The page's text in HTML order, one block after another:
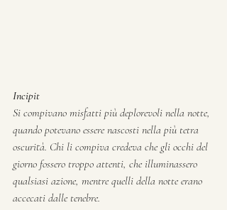
Incipit
Si compivano misfatti più deplorevoli nella notte,
quando potevano essere nascosti nella più tetra
oscurità. Chi li compiva credeva che gli occhi del
giorno fossero troppo attenti, che illuminassero
qualsiasi azione, mentre quelli della notte erano
accecati dalle tenebre.